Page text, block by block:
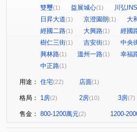
雙璽(1) 益展城心(1) 川弘
日昇大道(1) 京澄園朗(1) 大
經國二路(1) 大興路(1) 經國
樹仁三街(1) 吉安街(1) 中央
興林路(1) 溫州一路(1) 幸福
中正路(1)
用途： 住宅(22) 店面(1)
格局： 1房(2) 2房(10) 3房(7)
售金： 800-1200萬元(2) 1200-